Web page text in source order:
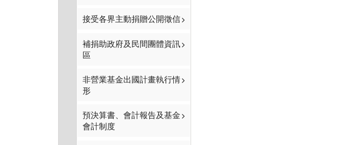
接受各界主動捐贈公開徵信
補捐助政府及民間團體資訊
區
非營業基金出國計畫執行情
形
預決算書、會計報告及基金
會計制度